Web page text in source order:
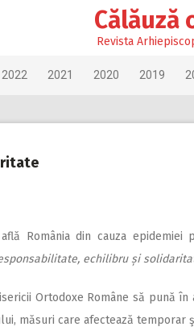
Călăuză
Revista
2022 2021 2020 2019
România din cauza epidemiei
echilibru și
Ortodoxe Române să pună
măsuri care afectează temporar